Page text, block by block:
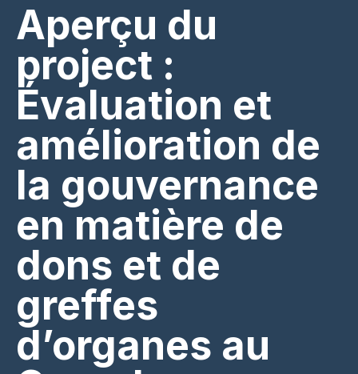
Aperçu du
project :
Évaluation et
amélioration de
la gouvernance
en matière de
dons et de
greffes
d’organes au